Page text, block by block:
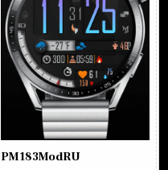
PM183ModRU